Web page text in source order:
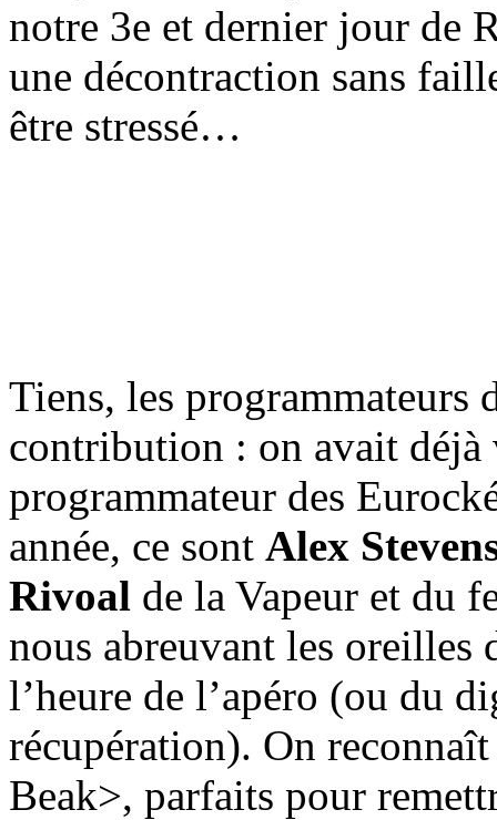
notre 3e et dernier jour de
une décontraction sans
être stressé…
Tiens, les programmateurs
contribution : on avait
programmateur des
année, ce sont Alex
Rivoal de la Vapeur et du
nous abreuvant les oreilles
l’heure de l’apéro (ou du
récupération). On
Beak>, parfaits pour